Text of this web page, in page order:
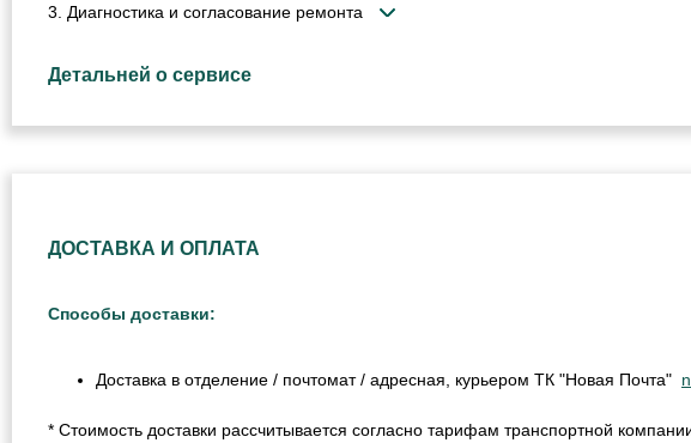
3. Диагностика и согласование ремонта
Детальней о сервисе
ДОСТАВКА И ОПЛАТА
Способы доставки:
Доставка в отделение / почтомат / адресная, курьером ТК "Новая Почта"
* Стоимость доставки рассчитывается согласно тарифам транспортной